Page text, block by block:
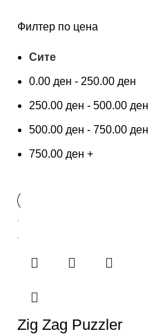
Филтер по цена
Сите
0.00 ден - 250.00 ден
250.00 ден - 500.00 ден
500.00 ден - 750.00 ден
750.00 ден +
Zig Zag Puzzler